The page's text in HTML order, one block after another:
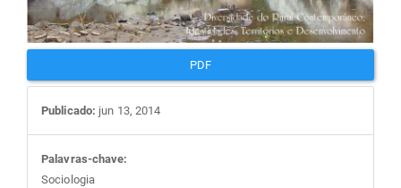
PDF
Publicado: jun 13, 2014
Palavras-chave:
Sociologia